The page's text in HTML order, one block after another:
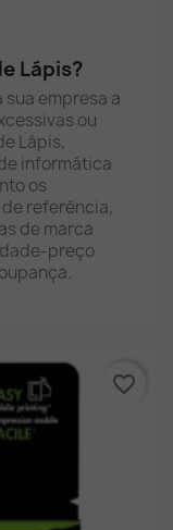
Lápis?
empresa a
ou
Lápis,
informática
os
referência,
de marca
preço
favorite_border